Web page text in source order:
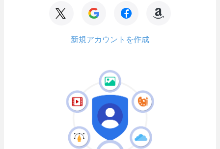
新規アカウントを作成